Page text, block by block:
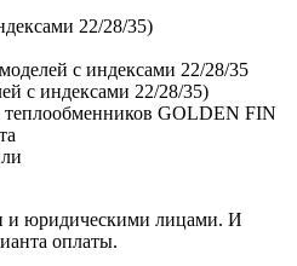
22/28/35)
c индексами 22/28/35
c индексами 22/28/35)
GOLDEN FIN
и юридическими лицами. И
оплаты.